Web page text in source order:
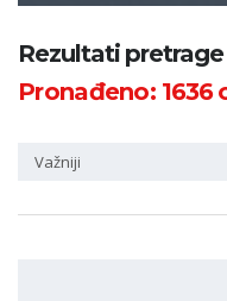
Kategorija
PRETRAŽI
Rezultati
Pronađeno: 1636
Važniji